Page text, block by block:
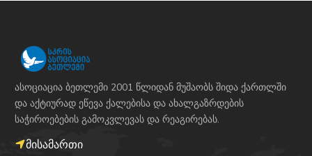
ასოციაცია ბეთლემი 2001 წლიდან მუშაობს შიდა ქართლში
და აქტიურად ეწევა ქალებისა და ახალგაზრდების
საჭიროებების გამოკვლევას და რეაგირებას.
მისამართი